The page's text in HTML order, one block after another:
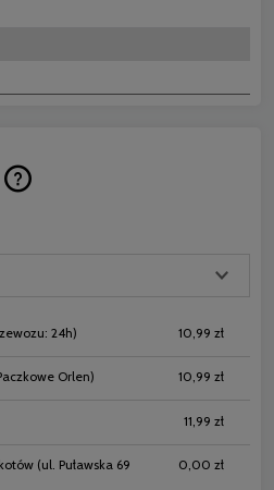
Cena nie zawiera ewentualnych
24h) 10,99 zł
Orlen) 10,99 zł
11,99 zł
(ul. Puławska 69
0,00 zł